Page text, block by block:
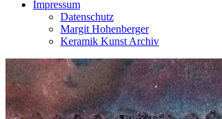
Impressum
Datenschutz
Margit Hohenberger
Keramik Kunst Archiv